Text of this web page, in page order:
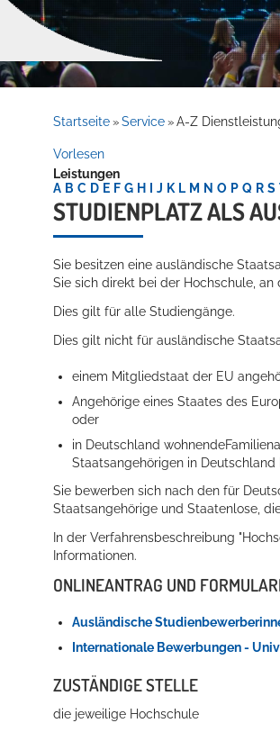
Service
Willkommen in Hockenheim
Startseite » Service » A-Z
Vorlesen
Leistungen
A B C D E F G H J K L M N O P Q R S
STUDIENPLATZ ALS
Sie besitzen eine ausländische
Sie sich direkt bei der Hochschule,
Dies gilt für alle Studiengänge.
Dies gilt nicht für ausländische
einem Mitgliedstaat der EU
Angehörige eines Staates des
oder
in Deutschland
Staatsangehörigen in
Sie bewerben sich nach den für
Staatsangehörige und Staatenlose,
In der Verfahrensbeschreibung
Informationen.
ONLINEANTRAG UND
Ausländische
Internationale Bewerbungen -
ZUSTÄNDIGE STELLE
die jeweilige Hochschule